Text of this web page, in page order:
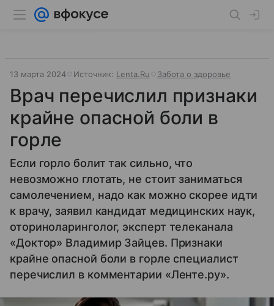
13 марта 2024 Источник: Lenta.Ru Забота о здоровье
Врач перечислил признаки
крайне опасной боли в
горле
Если горло болит так сильно, что
невозможно глотать, не стоит заниматься
самолечением, надо как можно скорее идти
к врачу, заявил кандидат медицинских наук,
оториноларинголог, эксперт телеканала
«Доктор» Владимир Зайцев. Признаки
крайне опасной боли в горле специалист
перечислил в комментарии «Ленте.ру».